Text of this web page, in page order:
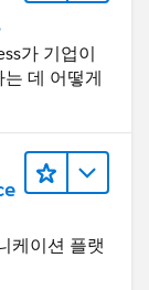
가 기업이
데 어떻게
케이션 플랫